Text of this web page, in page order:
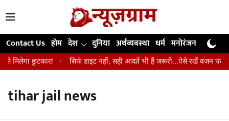
Contact Us होम देश दुनिया अर्थव्यवस्था धर्म मनोरंजन खेल
मिलेगा छुटकारा सिर्फ डाइट नहीं, सही आदतें भी हैं जरूरी...ऐसे रखें वजन पर
tihar jail news